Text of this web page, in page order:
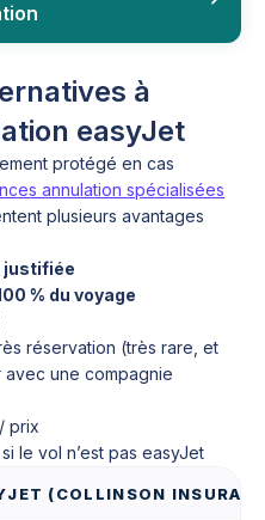
à
easyJet
protégé en cas
annulation spécialisées
plusieurs avantages
justifiée
% du voyage
réservation (très rare, et
avec une compagnie
prix
le vol n’est pas easyJet
(COLLINSON